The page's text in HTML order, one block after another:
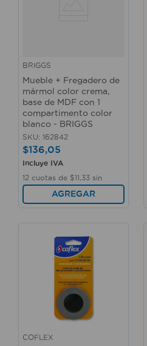
BRIGGS
Mueble + Fregadero de
mármol color crema,
base de MDF con 1
compartimento color
blanco - BRIGGS
SKU: 162842
$136,05
Incluye IVA
12 cuotas de $11 33 sin
interés
AGREGAR
COFLEX